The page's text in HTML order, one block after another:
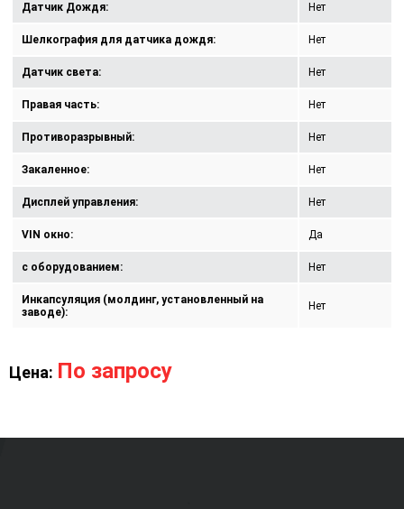
Датчик Дождя: Нет
Шелкография для датчика дождя: Нет
Датчик света: Нет
Правая часть: Нет
Противоразрывный: Нет
Закаленное: Нет
Дисплей управления: Нет
VIN окно: Да
с оборудованием: Нет
Инкапсуляция (молдинг, установленный на
заводе):
Нет
Цена: По запросу